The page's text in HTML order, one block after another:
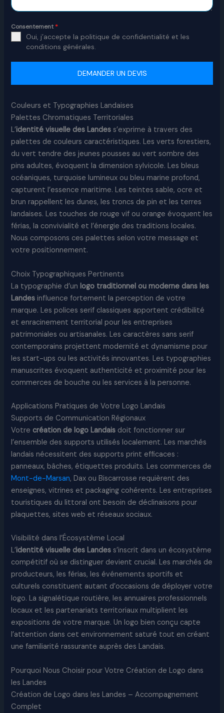
Consentement*
Oui, j’accepte la politique de confidentialité et les
conditions générales.
DEMANDER UN DEVIS
Couleurs et Typographies Landaises
Palettes Chromatiques Territoriales
L’identité visuelle des Landes s’exprime à travers des
palettes de couleurs caractéristiques. Les verts forestiers,
du vert tendre des jeunes pousses au vert sombre des
pins adultes, évoquent la dimension sylvicole. Les bleus
océaniques, turquoise lumineux ou bleu marine profond,
capturent l’essence maritime. Les teintes sable, ocre et
brun rappellent les dunes, les troncs de pin et les terres
landaises. Les touches de rouge vif ou orange évoquent les
férias, la convivialité et l’énergie des traditions locales.
Nous composons ces palettes selon votre message et
votre positionnement.​
Choix Typographiques Pertinents
La typographie d’un logo traditionnel ou moderne dans les
Landes influence fortement la perception de votre
marque. Les polices serif classiques apportent crédibilité
et enracinement territorial pour les entreprises
patrimoniales ou artisanales. Les caractères sans serif
contemporains projettent modernité et dynamisme pour
les start-ups ou les activités innovantes. Les typographies
manuscrites évoquent authenticité et proximité pour les
commerces de bouche ou les services à la personne.
Applications Pratiques de Votre Logo Landais
Supports de Communication Régionaux
Votre création de logo Landais doit fonctionner sur
l’ensemble des supports utilisés localement. Les marchés
landais nécessitent des supports print efficaces :
panneaux, bâches, étiquettes produits. Les commerces de
Mont-de-Marsan, Dax ou Biscarrosse requièrent des
enseignes, vitrines et packaging cohérents. Les entreprises
touristiques du littoral ont besoin de déclinaisons pour
plaquettes, sites web et réseaux sociaux.
Visibilité dans l’Écosystème Local
L’identité visuelle des Landes s’inscrit dans un écosystème
compétitif où se distinguer devient crucial. Les marchés de
producteurs, les férias, les événements sportifs et
culturels constituent autant d’occasions de déployer votre
logo. La signalétique routière, les annuaires professionnels
locaux et les partenariats territoriaux multiplient les
expositions de votre marque. Un logo bien conçu capte
l’attention dans cet environnement saturé tout en créant
une familiarité rassurante auprès des Landais.
Pourquoi Nous Choisir pour Votre Création de Logo dans
les Landes
Création de Logo dans les Landes – Accompagnement
Complet